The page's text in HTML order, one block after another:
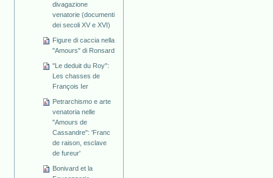
divagazione
venatorie (documenti
dei secoli XV e XVI)
Figure di caccia nella
"Amours" di Ronsard
"Le deduit du Roy":
Les chasses de
François Ier
Petrarchismo e arte
venatoria nelle
"Amours de
Cassandre": 'Franc
de raison, esclave
de fureur'
Bonivard et la